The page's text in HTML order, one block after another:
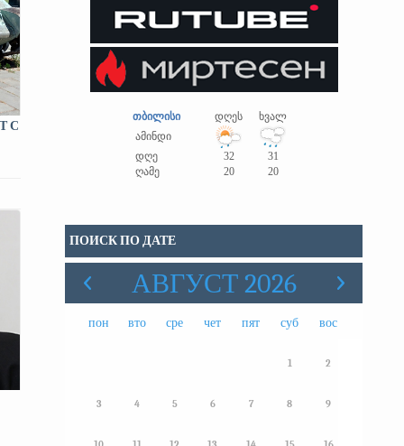
С
თბილისი დღეს
ხვალ
ამინდი
დღე
32
31
ღამე
20 20
ПОИСК ПО ДАТЕ
АВГУСТ 2026
пон вто сре чет пят суб вос
1 2
3 4 5 6 7 8 9